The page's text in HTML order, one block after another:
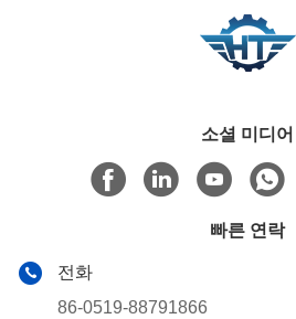
소셜 미디어
빠른 연락
전화
86-0519-88791866